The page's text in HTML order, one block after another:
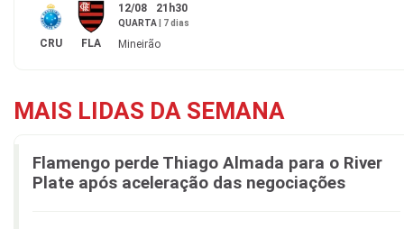
CRU FLA
12/08 21h30
QUARTA 7 dias
Mineirão
MAIS LIDAS DA SEMANA
Flamengo perde Thiago Almada para o River
Plate após aceleração das negociações